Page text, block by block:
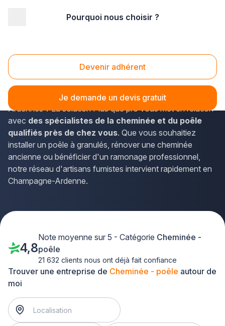
Pourquoi nous choisir ?
Devenir adhérent
Je demande un devis gratuit
Cheminee poêle Ardennes (08)
Vous recherchez un professionnel pour installer ou
entretenir votre système de chauffage au bois dans les
Ardennes ? La solution Plus que pro vous met en relation
avec des spécialistes de la cheminée et du poêle
qualifiés près de chez vous. Que vous souhaitiez
installer un poêle à granulés, rénover une cheminée
ancienne ou bénéficier d'un ramonage professionnel,
notre réseau d'artisans fumistes intervient rapidement en
Champagne-Ardenne.
Trouver une entreprise de Cheminée - poêle autour de
moi
4,8
Note moyenne sur 5 - Catégorie Cheminée -
poêle
21 632 clients nous ont déjà fait confiance